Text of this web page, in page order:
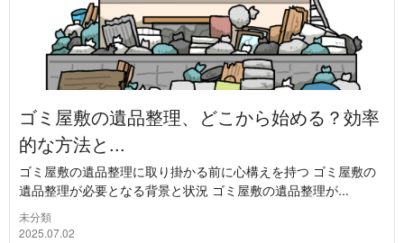
ゴミ屋敷の遺品整理、どこから始める？効率
的な方法と...
ゴミ屋敷の遺品整理に取り掛かる前に心構えを持つ ゴミ屋敷の
遺品整理が必要となる背景と状況 ゴミ屋敷の遺品整理が...
未分類
2025.07.02